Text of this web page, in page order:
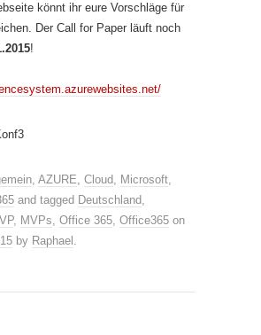
könnt ihr eure Vorschläge für
Der Call for Paper läuft noch
!
, AZURE, Cloud, Microsoft,
and tagged Deutschland,
, MVPs, Office 365, Office365 on
by Raphael .